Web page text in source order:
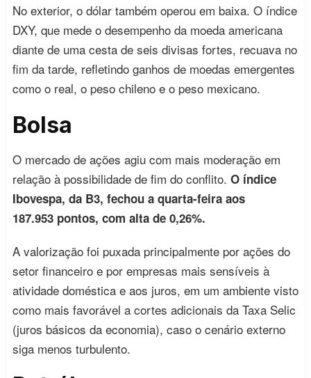
No exterior, o dólar também operou em baixa. O índice
DXY, que mede o desempenho da moeda americana
diante de uma cesta de seis divisas fortes, recuava no
fim da tarde, refletindo ganhos de moedas emergentes
como o real, o peso chileno e o peso mexicano.
Bolsa
O mercado de ações agiu com mais moderação em
relação à possibilidade de fim do conflito. O índice
Ibovespa, da B3, fechou a quarta-feira aos
187.953 pontos, com alta de 0,26%.
A valorização foi puxada principalmente por ações do
setor financeiro e por empresas mais sensíveis à
atividade doméstica e aos juros, em um ambiente visto
como mais favorável a cortes adicionais da Taxa Selic
(juros básicos da economia), caso o cenário externo
siga menos turbulento.